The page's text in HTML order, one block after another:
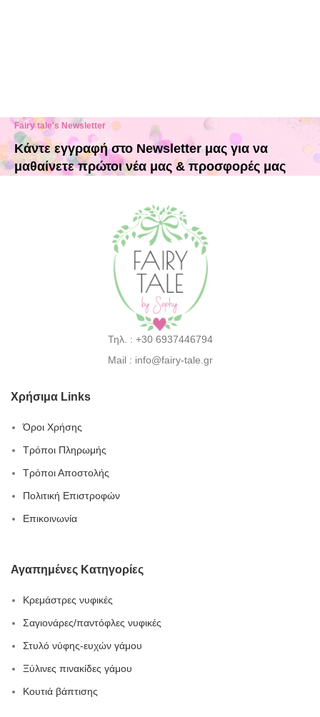
Fairy tale's Newsletter
Κάντε εγγραφή στο Newsletter μας για να
μαθαίνετε πρώτοι νέα μας & προσφορές μας
Τηλ. : +30 6937446794
Mail : info@fairy-tale.gr
Χρήσιμα Links
Όροι Χρήσης
Τρόποι Πληρωμής
Τρόποι Αποστολής
Πολιτική Επιστροφών
Επικοινωνία
Αγαπημένες Κατηγορίες
Κρεμάστρες νυφικές
Σαγιονάρες/παντόφλες νυφικές
Στυλό νύφης-ευχών γάμου
Ξύλινες πινακίδες γάμου
Κουτιά βάπτισης